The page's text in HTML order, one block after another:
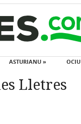
ASTURIANU » OCIU
Lletres